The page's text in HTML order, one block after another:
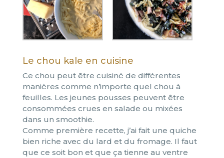
Le chou kale en cuisine
Ce chou peut être cuisiné de différentes
manières comme n’importe quel chou à
feuilles. Les jeunes pousses peuvent être
consommées crues en salade ou mixées
dans un smoothie.
Comme première recette, j’ai fait une quiche
bien riche avec du lard et du fromage. Il faut
que ce soit bon et que ça tienne au ventre